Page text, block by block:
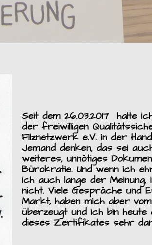
Seit dem 26.03.2017 halte
der freiwilligen
Filznetzwerk e.V. in der
Jemand denken, das sei
weiteres, unnötiges
Bürokratie. Und wenn ich
ich auch lange der
nicht. Viele Gespräche und
Markt, haben mich aber
überzeugt und ich bin heute
dieses Zertifikates sehr